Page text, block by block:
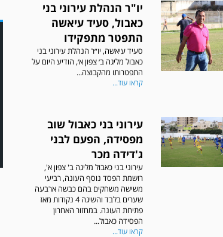
יו"ר הנהלת עירוני בני
כאבול, סעיד עיאשה
התפטר מתפקידו
סעיד עיאשה, יו״ר הנהלת עירוני בני
כאבול מליגה ב׳ צפון א׳, הודיע היום על
התפטרותו מהקבוצה...
קראו עוד...
עירוני בני כאבול שוב
מפסידה, הפעם לבני
ג'דידה מכר
עירוני בני כאבול מליגה ב' צפון א',
רושמת הפסד נוסף העונה, רביעי
משישה משחקים בהם כבשה ארבעה
שערים בלבד והשיגה 4 נקודות מאז
פתיחת העונה. במחזור האחרון
הפסידה כאבול...
קראו עוד...